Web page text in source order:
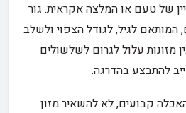
של טעם או המלצה אקראית. גור
המותאם לגיל, לגודל הצפוי ולשלב
מזונות עלול לגרום לשלשולים
להתבצע בהדרגה.
קבועים, לא להשאיר מזון